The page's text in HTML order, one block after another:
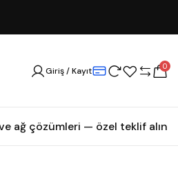
Giriş / Kayıt 0
ağ çözümleri — özel teklif alın